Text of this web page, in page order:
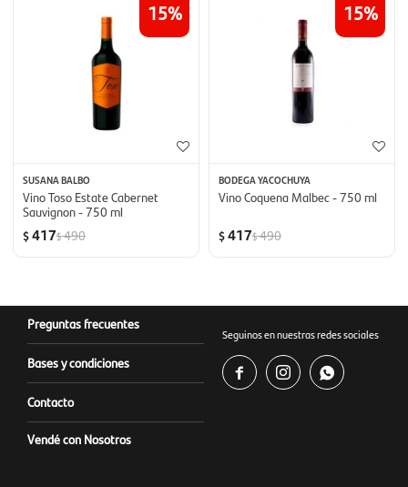
15
SUSANA BALBO
Vino Toso Estate Cabernet
Sauvignon - 750 ml
$417$490
15
BODEGA YACOCHUYA
Vino Coquena Malbec - 750 ml
$417$490
Preguntas frecuentes
Bases y condiciones
Contacto
Vendé con Nosotros
Seguinos en nuestras redes sociales
  